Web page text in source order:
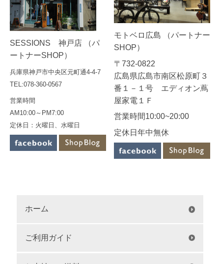
SESSIONS 神戸店 （パ
ートナーSHOP）
兵庫県神戸市中央区元町通4-4-7
TEL:078-360-0567
営業時間
AM10:00～PM7:00
定休日：火曜日、水曜日
モトベロ広島 （パートナー
SHOP）
〒732-0822
広島県広島市南区松原町３
番１－１号 エディオン蔦
屋家電１Ｆ
営業時間10:00~20:00
定休日年中無休
ホーム
ご利用ガイド